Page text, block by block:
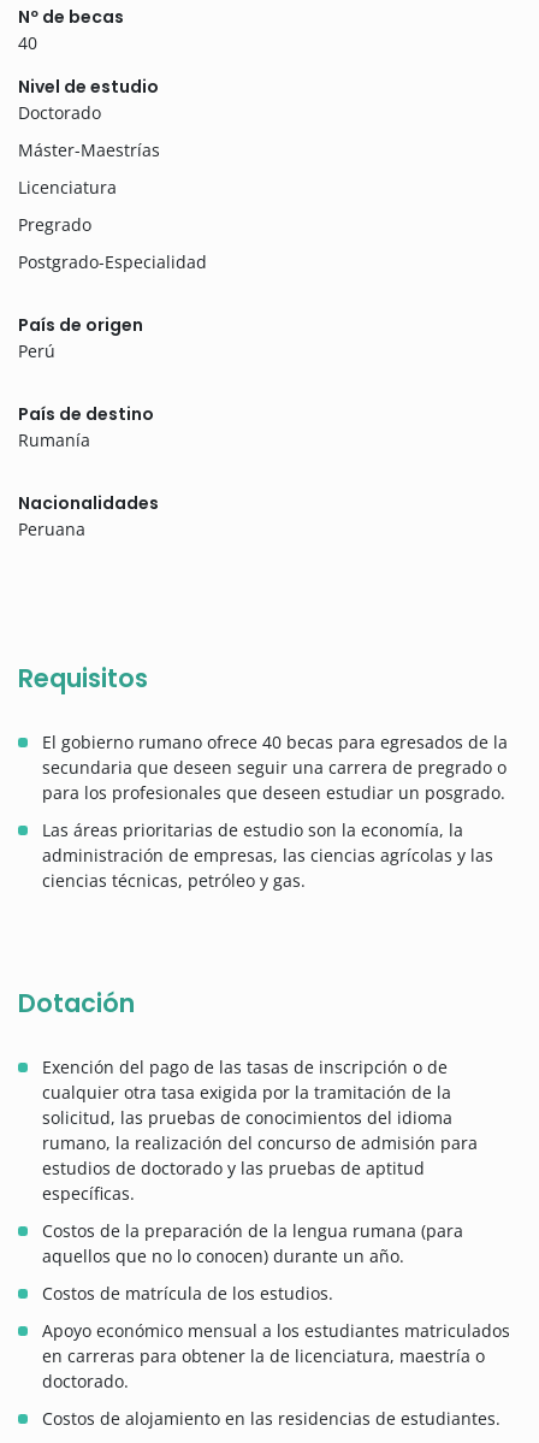
Nº de becas
40
Nivel de estudio
Doctorado
Máster-Maestrías
Licenciatura
Pregrado
Postgrado-Especialidad
País de origen
Perú
País de destino
Rumanía
Nacionalidades
Peruana
Requisitos
El gobierno rumano ofrece 40 becas para egresados de la
secundaria que deseen seguir una carrera de pregrado o
para los profesionales que deseen estudiar un posgrado.
Las áreas prioritarias de estudio son la economía, la
administración de empresas, las ciencias agrícolas y las
ciencias técnicas, petróleo y gas.
Dotación
Exención del pago de las tasas de inscripción o de
cualquier otra tasa exigida por la tramitación de la
solicitud, las pruebas de conocimientos del idioma
rumano, la realización del concurso de admisión para
estudios de doctorado y las pruebas de aptitud
específicas.
Costos de la preparación de la lengua rumana (para
aquellos que no lo conocen) durante un año.
Costos de matrícula de los estudios.
Apoyo económico mensual a los estudiantes matriculados
en carreras para obtener la de licenciatura, maestría o
doctorado.
Costos de alojamiento en las residencias de estudiantes.